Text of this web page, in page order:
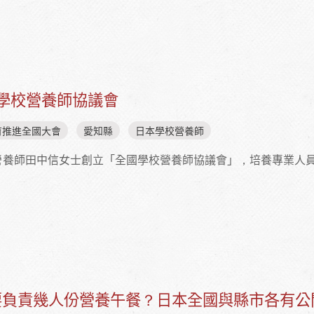
校營養師協議會
進全國大會 愛知縣 日本學校營養師
師田中信女士創立「全國學校營養師協議會」，培養專業人
責幾人份營養午餐？日本全國與縣市各有